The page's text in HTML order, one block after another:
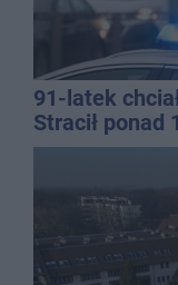
91-latek
Stracił ponad